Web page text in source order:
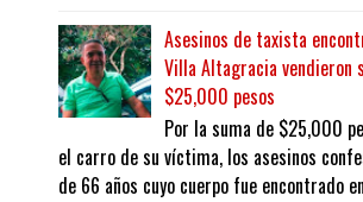
Asesinos de taxista
Villa Altagracia vendieron
$25,000 pesos
Por la suma de $25,000
el carro de su víctima, los asesinos
de 66 años cuyo cuerpo fue encontrado